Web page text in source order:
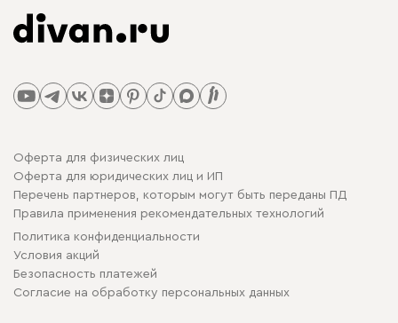
Оферта для физических лиц
Оферта для юридических лиц и ИП
Перечень партнеров, которым могут быть переданы ПД
Правила применения рекомендательных технологий
Политика конфиденциальности
Условия акций
Безопасность платежей
Cогласие на обработку персональных данных